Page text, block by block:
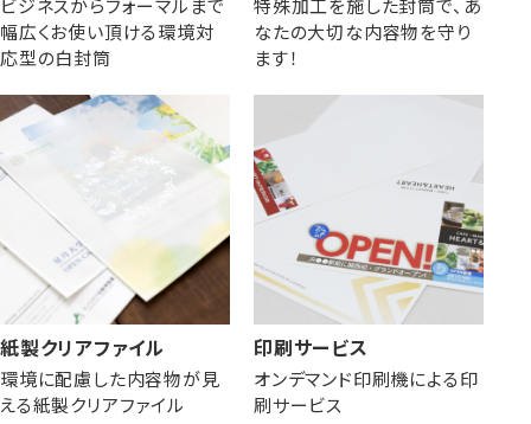
ビジネスからフォーマルまで
幅広くお使い頂ける環境対
応型の白封筒
特殊加工を施した封筒で、あ
なたの大切な内容物を守り
ます！
紙製クリアファイル
環境に配慮した内容物が見
える紙製クリアファイル
印刷サービス
オンデマンド印刷機による印
刷サービス